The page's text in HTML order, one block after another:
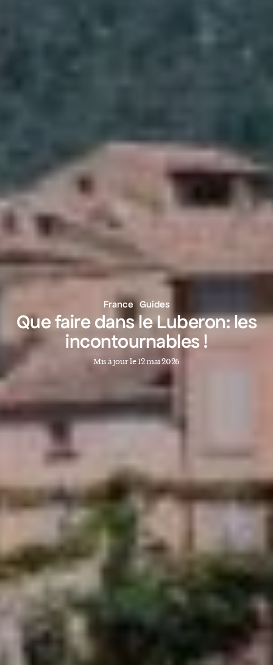
France Guides
Que faire dans le Luberon: les
incontournables !
Mis à jour le 12 mai 2026